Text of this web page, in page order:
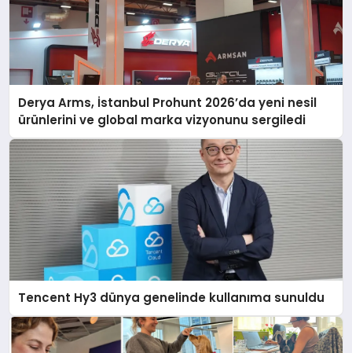
Derya Arms, İstanbul Prohunt 2026’da yeni nesil
ürünlerini ve global marka vizyonunu sergiledi
Tencent Hy3 dünya genelinde kullanıma sunuldu